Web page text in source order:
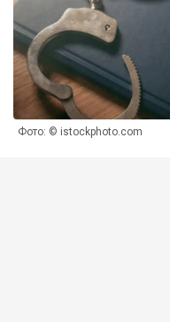
Фото: © istockphoto.com